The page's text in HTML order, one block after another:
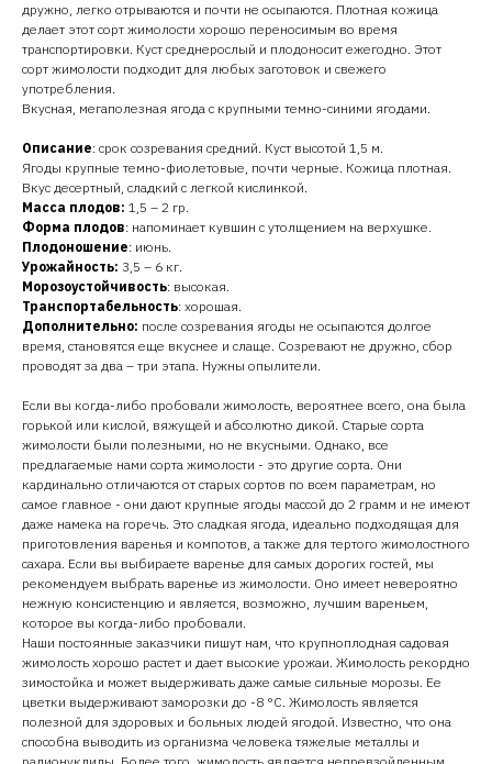
дружно, легко отрываются и почти не осыпаются. Плотная кожица
делает этот сорт жимолости хорошо переносимым во время
транспортировки. Куст среднерослый и плодоносит ежегодно. Этот
сорт жимолости подходит для любых заготовок и свежего
употребления.
Вкусная, мегаполезная ягода с крупными темно-синими ягодами.
Описание: срок созревания средний. Куст высотой 1,5 м.
Ягоды крупные темно-фиолетовые, почти черные. Кожица плотная.
Вкус десертный, сладкий с легкой кислинкой.
Масса плодов: 1,5 – 2 гр.
Форма плодов: напоминает кувшин с утолщением на верхушке.
Плодоношение: июнь.
Урожайность: 3,5 – 6 кг.
Морозоустойчивость: высокая.
Транспортабельность: хорошая.
Дополнительно: после созревания ягоды не осыпаются долгое
время, становятся еще вкуснее и слаще. Созревают не дружно, сбор
проводят за два – три этапа. Нужны опылители.
Если вы когда-либо пробовали жимолость, вероятнее всего, она была
горькой или кислой, вяжущей и абсолютно дикой. Старые сорта
жимолости были полезными, но не вкусными. Однако, все
предлагаемые нами сорта жимолости - это другие сорта. Они
кардинально отличаются от старых сортов по всем параметрам, но
самое главное - они дают крупные ягоды массой до 2 грамм и не имеют
даже намека на горечь. Это сладкая ягода, идеально подходящая для
приготовления варенья и компотов, а также для тертого жимолостного
сахара. Если вы выбираете варенье для самых дорогих гостей, мы
рекомендуем выбрать варенье из жимолости. Оно имеет невероятно
нежную консистенцию и является, возможно, лучшим вареньем,
которое вы когда-либо пробовали.
Наши постоянные заказчики пишут нам, что крупноплодная садовая
жимолость хорошо растет и дает высокие урожаи. Жимолость рекордно
зимостойка и может выдерживать даже самые сильные морозы. Ее
цветки выдерживают заморозки до -8 °C. Жимолость является
полезной для здоровых и больных людей ягодой. Известно, что она
способна выводить из организма человека тяжелые металлы и